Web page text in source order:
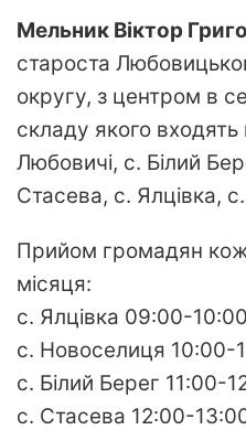
Мельник Віктор
староста
округу, з центром в
складу якого входять
Любовичі, с. Білий
Стасева, с. Ялцівка,
Прийом громадян
місяця:
с. Ялцівка 09:00-
с. Новоселиця 10:00-
с. Білий Берег 11:00-
с. Стасева 12:00-